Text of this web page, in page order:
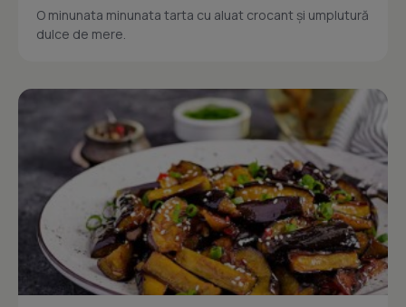
O minunata minunata tarta cu aluat crocant și umplutură
dulce de mere.